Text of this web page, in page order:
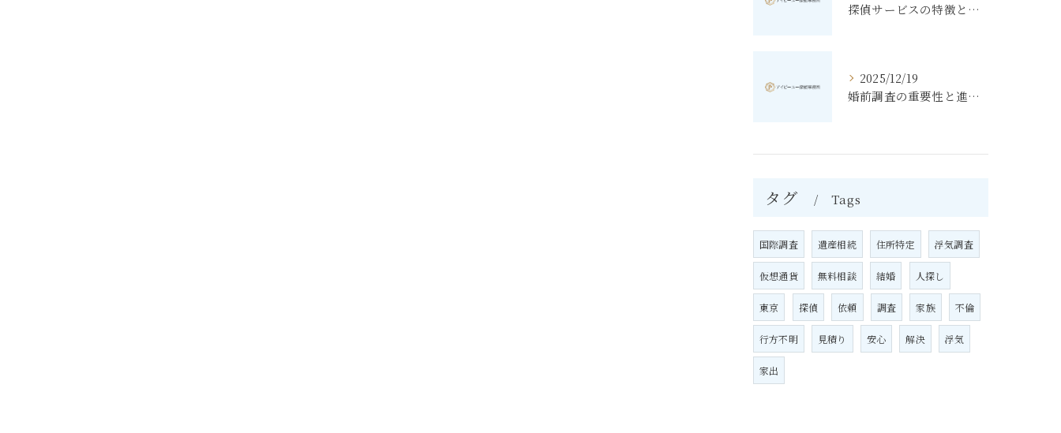
探偵サービスの特徴と無料相談の利点
2025/12/19
婚前調査の重要性と進め方
タグ Tags
国際調査 遺産相続 住所特定 浮気調査
仮想通貨 無料相談 結婚 人探し
東京 探偵 依頼 調査 家族 不倫
行方不明 見積り 安心 解決 浮気
家出